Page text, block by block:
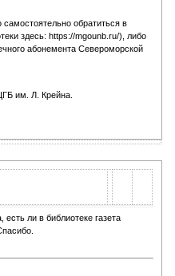
обратиться в
здесь: https://mgounb.ru/), либо
абонемента Североморской
им. Л. Крейна.
ли в библиотеке газета